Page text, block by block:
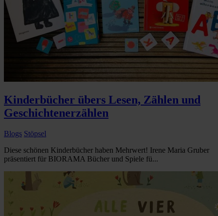
Kinderbücher übers Lesen, Zählen und
Geschichtenerzählen
Blogs Stöpsel
Diese schönen Kinderbücher haben Mehrwert! Irene Maria Gruber
präsentiert für BIORAMA Bücher und Spiele fü...